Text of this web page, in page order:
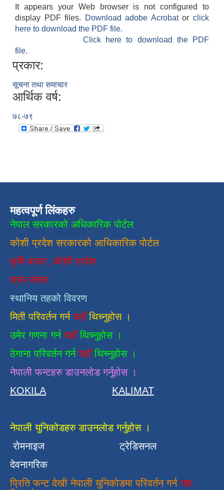
It appears your Web browser is not configured to
display PDF files.
Download adobe Acrobatorclick
here to download the PDF file.
Click here to download the PDF
file.
प्रकार:
सूचना तथा समाचार
आर्थिक वर्ष:
७८-७९
महत्वपूर्ण लिंकहरु
नेपाल सरकारको अधिकारिक पोर्टल
कोशी प्रदेश सरकारको आधिकारिकपाेर्टल
कृषि बजार, कोशी प्रदेश
श्रम संसार
स्थानिय तहको विवरण
मिती परिवर्तन गर्न यहाँ थिच्नुहोस ।
उमेर गणना गर्नयहाँथिच्नुहोस ।
ठेगाना परिवर्तन गर्नयहाँ थिच्नुहोस ।
नेपाली फन्टहरु डाउनलोड गर्नुहोस ।
KOKILA
KALIMAT
नेपाली युनिकोडहरु डाउनलोड गर्नुहोस ।
रोमनाइज
ट्रेडिसनल
देवनागरिक
प्रिति फन्ट देखी नेपाली युनिकोडमा परिवर्तन गर्न यहां